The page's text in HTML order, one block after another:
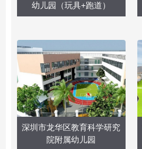
幼儿园（玩具+跑道）
深圳市龙华区教育科学研究
院附属幼儿园